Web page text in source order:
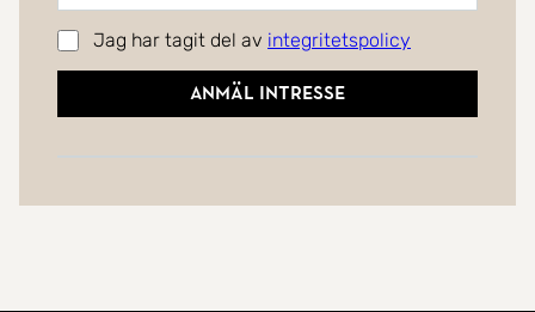
Jag har tagit del av integritetspolicy
Anmäl intresse